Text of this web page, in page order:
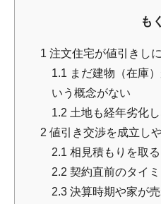
も
1 注文住宅が値引きし
1.1 まだ建物（在庫
いう概念がない
1.2 土地も経年劣化
2 値引き交渉を成立し
2.1 相見積もりを取る
2.2 契約直前のタイ
2.3 決算時期や家が